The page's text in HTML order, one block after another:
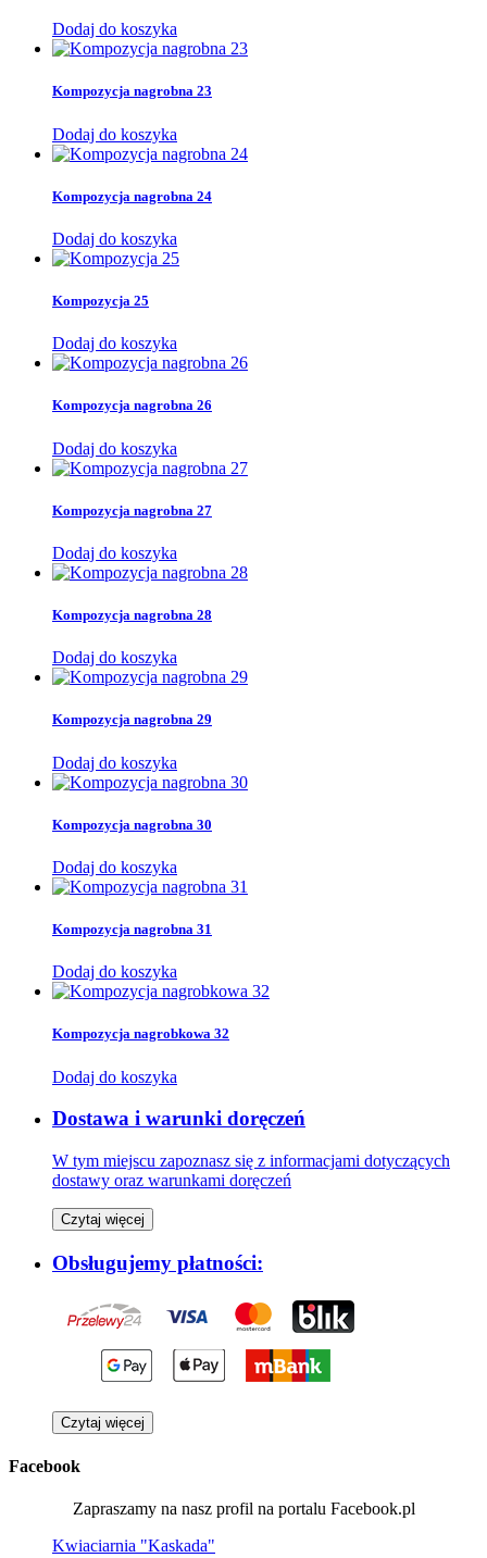
Dodaj do koszyka
Kompozycja nagrobna 23
Dodaj do koszyka
Kompozycja nagrobna 24
Dodaj do koszyka
Kompozycja 25
Dodaj do koszyka
Kompozycja nagrobna 26
Dodaj do koszyka
Kompozycja nagrobna 27
Dodaj do koszyka
Kompozycja nagrobna 28
Dodaj do koszyka
Kompozycja nagrobna 29
Dodaj do koszyka
Kompozycja nagrobna 30
Dodaj do koszyka
Kompozycja nagrobna 31
Dodaj do koszyka
Kompozycja nagrobkowa 32
Dodaj do koszyka
Dostawa i warunki doręczeń
W tym miejscu zapoznasz się z informacjami dotyczących
dostawy oraz warunkami doręczeń
Czytaj więcej
Obsługujemy płatności:
Czytaj więcej
Facebook
Zapraszamy na nasz profil na portalu Facebook.pl
Kwiaciarnia "Kaskada"